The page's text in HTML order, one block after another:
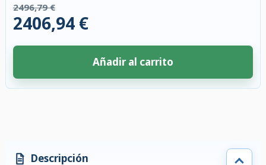
2496,79 €
2406,94 €
Añadir al carrito
Descripción